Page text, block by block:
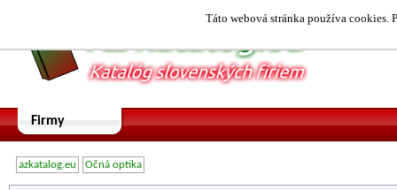
Táto webová stránka používa cookies.
Firmy
azkatalog.eu Očná optika